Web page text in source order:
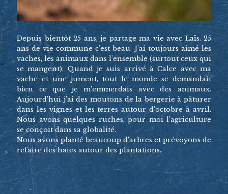
Depuis bientôt 25 ans, je partage ma vie avec Laïs. 25
ans de vie commune c’est beau. J’ai toujours aimé les
vaches, les animaux dans l’ensemble (surtout ceux qui
se mangent). Quand je suis arrivé à Calce avec ma
vache et une jument, tout le monde se demandait
bien ce que je m’emmerdais avec des animaux.
Aujourd’hui j’ai des moutons de la bergerie à pâturer
dans les vignes et les terres autour d’octobre à avril.
Nous avons quelques ruches, pour moi l’agriculture
se conçoit dans sa globalité.
Nous avons planté beaucoup d’arbres et prévoyons de
refaire des haies autour des plantations.